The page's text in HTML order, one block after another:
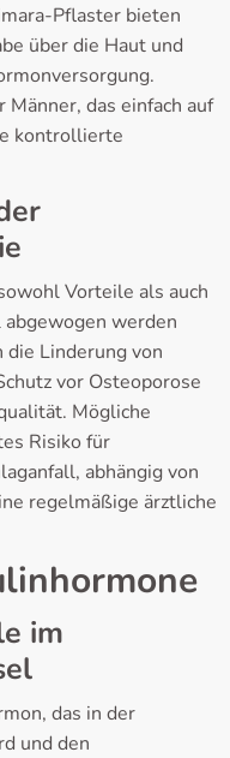
Pflaster bieten
über die Haut und
das einfach auf
kontrollierte
Vorteile als auch
werden
die Linderung von
vor Osteoporose
Mögliche
Risiko für
abhängig von
regelmäßige ärztliche
im
das in der
und den